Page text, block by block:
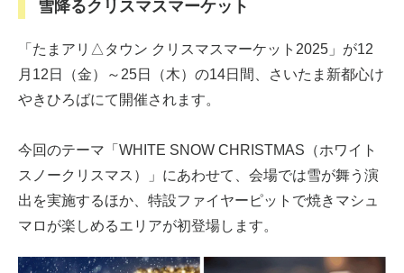
雪降るクリスマスマーケット
「たまアリ△タウン クリスマスマーケット2025」が12
月12日（金）～25日（木）の14日間、さいたま新都心け
やきひろばにて開催されます。
今回のテーマ「WHITE SNOW CHRISTMAS（ホワイト
スノークリスマス）」にあわせて、会場では雪が舞う演
出を実施するほか、特設ファイヤーピットで焼きマシュ
マロが楽しめるエリアが初登場します。